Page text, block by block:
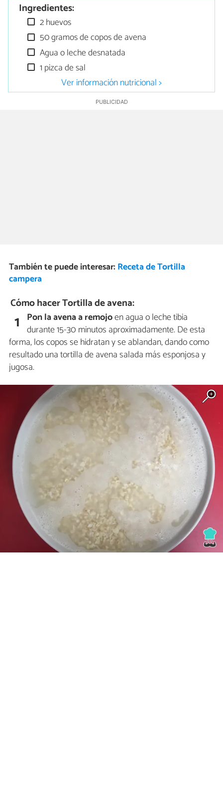
Ingredientes:
2 huevos
50 gramos de copos de avena
Agua o leche desnatada
1 pizca de sal
Ver información nutricional >
También te puede interesar: Receta de Tortilla
campera
Cómo hacer Tortilla de avena:
1 Pon la avena a remojoen agua o leche tibia
durante 15-30 minutos aproximadamente. De esta
forma, los copos se hidratan y se ablandan, dando como
resultado una tortilla de avena salada más esponjosa y
jugosa.